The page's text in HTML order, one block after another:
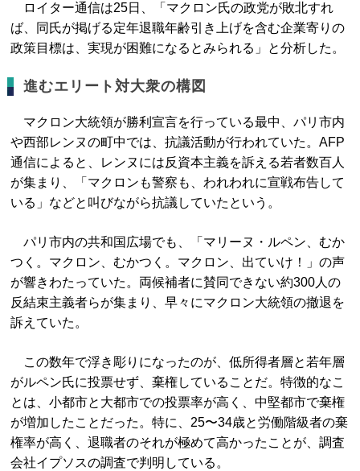
ロイター通信は25日、「マクロン氏の政党が敗北すれ
ば、同氏が掲げる定年退職年齢引き上げを含む企業寄りの
政策目標は、実現が困難になるとみられる」と分析した。
進むエリート対大衆の構図
マクロン大統領が勝利宣言を行っている最中、パリ市内
や西部レンヌの町中では、抗議活動が行われていた。AFP
通信によると、レンヌには反資本主義を訴える若者数百人
が集まり、「マクロンも警察も、われわれに宣戦布告して
いる」などと叫びながら抗議していたという。
パリ市内の共和国広場でも、「マリーヌ・ルペン、むか
つく。マクロン、むかつく。マクロン、出ていけ！」の声
が響きわたっていた。両候補者に賛同できない約300人の
反結束主義者らが集まり、早々にマクロン大統領の撤退を
訴えていた。
この数年で浮き彫りになったのが、低所得者層と若年層
がルペン氏に投票せず、棄権していることだ。特徴的なこ
とは、小都市と大都市での投票率が高く、中堅都市で棄権
が増加したことだった。特に、25〜34歳と労働階級者の棄
権率が高く、退職者のそれが極めて高かったことが、調査
会社イプソスの調査で判明している。